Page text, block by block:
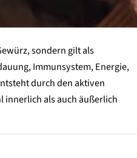
sondern gilt als
Immunsystem, Energie,
durch den aktiven
innerlich als auch äußerlich